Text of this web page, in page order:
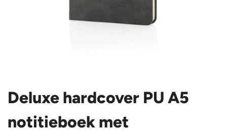
Deluxe hardcover PU A5
notitieboek met